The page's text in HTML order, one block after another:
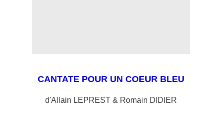
CANTATE POUR UN COEUR BLEU
d'Allain LEPREST & Romain DIDIER